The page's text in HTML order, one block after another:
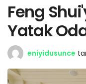
Feng
Yatak
eniyidusunce